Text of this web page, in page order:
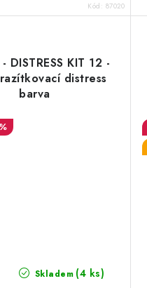
Kód: 87020
DISTRESS KIT 12 -
distress
barva
Skladem (4 ks)